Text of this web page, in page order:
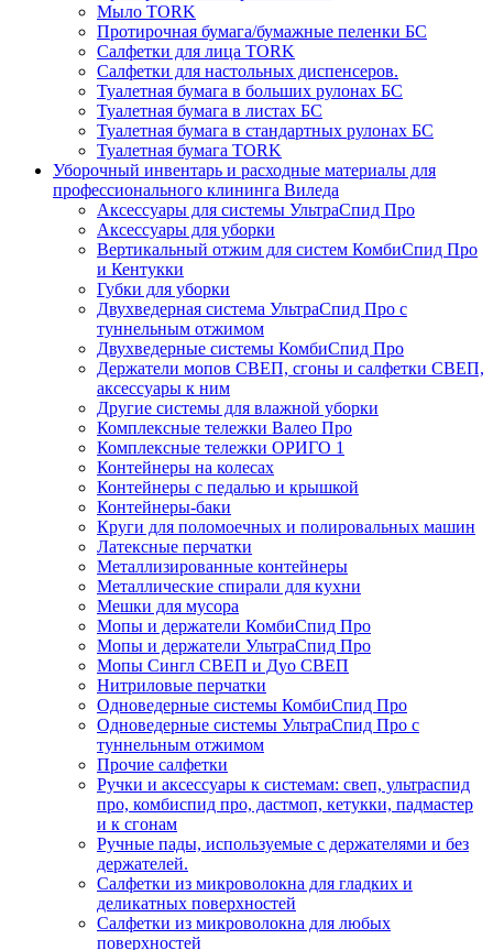
Мыло TORK
Протирочная бумага/бумажные пеленки БС
Салфетки для лица TORK
Салфетки для настольных диспенсеров.
Туалетная бумага в больших рулонах БС
Туалетная бумага в листах БС
Туалетная бумага в стандартных рулонах БС
Туалетная бумага TORK
Уборочный инвентарь и расходные материалы для
профессионального клининга Виледа
Аксессуары для системы УльтраСпид Про
Аксессуары для уборки
Вертикальный отжим для систем КомбиСпид Про
и Кентукки
Губки для уборки
Двухведерная система УльтраСпид Про с
туннельным отжимом
Двухведерные системы КомбиСпид Про
Держатели мопов СВЕП, сгоны и салфетки СВЕП,
аксессуары к ним
Другие системы для влажной уборки
Комплексные тележки Валео Про
Комплексные тележки ОРИГО 1
Контейнеры на колесах
Контейнеры с педалью и крышкой
Контейнеры-баки
Круги для поломоечных и полировальных машин
Латексные перчатки
Металлизированные контейнеры
Металлические спирали для кухни
Мешки для мусора
Мопы и держатели КомбиСпид Про
Мопы и держатели УльтраСпид Про
Мопы Сингл СВЕП и Дуо СВЕП
Нитриловые перчатки
Одноведерные системы КомбиСпид Про
Одноведерные системы УльтраСпид Про с
туннельным отжимом
Прочие салфетки
Ручки и аксессуары к системам: свеп, ультраспид
про, комбиспид про, дастмоп, кетукки, падмастер
и к сгонам
Ручные пады, используемые с держателями и без
держателей.
Салфетки из микроволокна для гладких и
деликатных поверхностей
Салфетки из микроволокна для любых
поверхностей